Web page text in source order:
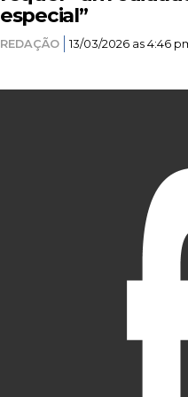
especial”
REDAÇÃO 13/03/2026 as 4:46